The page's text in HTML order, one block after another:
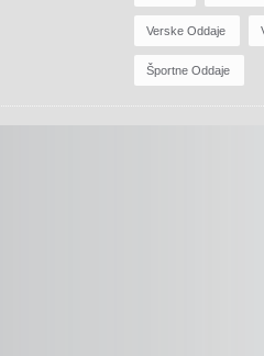
Verske Oddaje
Športne Oddaje